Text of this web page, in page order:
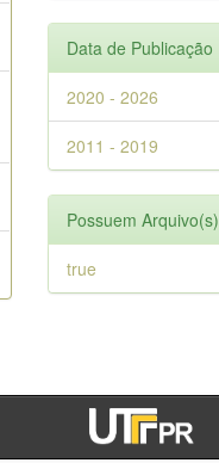
Data de Publicação
2020 - 2026
2011 - 2019
Possuem Arquivo(s)
true
Brasil